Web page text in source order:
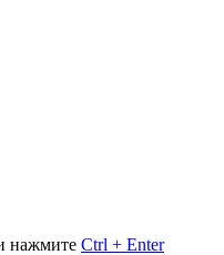
нажмите Ctrl + Enter